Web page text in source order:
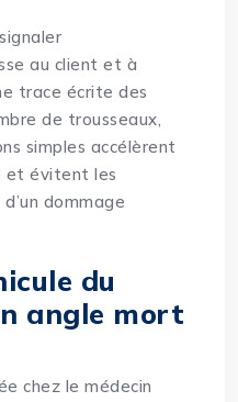
au client et à
trace écrite des
de trousseaux,
simples accélèrent
et évitent les
dommage
du
angle mort
chez le médecin